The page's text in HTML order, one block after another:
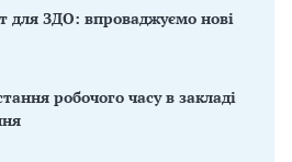
для ЗДО: впроваджуємо нові
робочого часу в закладі